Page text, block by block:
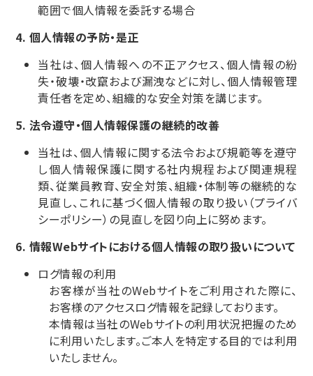
範囲で個人情報を委託する場合
個人情報の予防・是正
当社は、個人情報への不正アクセス、個人情報の紛
失・破壊・改竄および漏洩などに対し、個人情報管理
責任者を定め、組織的な安全対策を講じます。
法令遵守・個人情報保護の継続的改善
当社は、個人情報に関する法令および規範等を遵守
し個人情報保護に関する社内規程および関連規程
類、従業員教育、安全対策、組織・体制等の継続的な
見直し、これに基づく個人情報の取り扱い（プライバ
シーポリシー）の見直しを図り向上に努めます。
情報Webサイトにおける個人情報の取り扱いについて
ログ情報の利用
お客様が当社のWebサイトをご利用された際に、
お客様のアクセスログ情報を記録しております。
本情報は当社のWebサイトの利用状況把握のため
に利用いたします。ご本人を特定する目的では利用
いたしません。